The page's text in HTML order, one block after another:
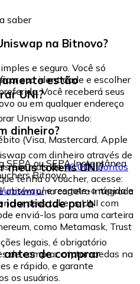
saber
na Bitnovo?
e seguro. Você só
sua identidade e escolher
Você receberá seus
ou em qualquer endereço
estão
UNI?
Uniswap usando:
(Visa, Mastercard, Apple
SEPA ou SEPA Instantânea
Bitnovo
dinheiro?
com dinheiro através de
em mais de40.000 pontos
tenha o voucher, acesse:
uniswap/e resgate-o rápida e
meus tokens UNI?
obtém uma carteira integrada
seus tokens UNI com
enviá-los para uma carteira
como Metamask, Trust
identidade para
legais, é obrigatório
de comprar criptomoedas na
e rápido, e garante
os usuários.
antes de comprar